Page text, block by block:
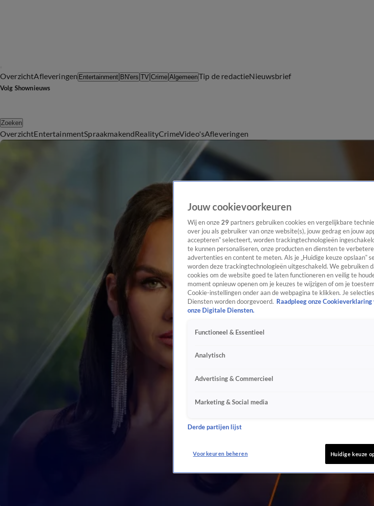
OverzichtAfleveringen Entertainment BN'ers TV Crime AlgemeenTip de redactieNieuwsbrief
Volg Shownieuws
Zoeken
OverzichtEntertainmentSpraakmakendRealityCrimeVideo'sAfleveringen
Jouw cookievoorkeuren
Wij en onze 29 partners gebruiken cookies en vergelijkbare
over jou als gebruiker van onze website(s), jouw gedrag en jouw
accepteren” selecteert, worden trackingtechnologieën
te kunnen personaliseren, onze producten en diensten te
advertenties en content te meten. Als je „Huidige keuze opslaan”
worden deze trackingtechnologieën uitgeschakeld. We gebruiken
cookies om de website goed te laten functioneren en veilig te
moment opnieuw openen om je keuzes te wijzigen of om je
Cookie-instellingen onder aan de webpagina te klikken. Je
Diensten worden doorgevoerd. Raadpleeg onze
onze Digitale Diensten.
Functioneel & Essentieel
Analytisch
Advertising & Commercieel
Marketing & Social media
Derde partijen lijst
Voorkeuren beheren Huidige keuze